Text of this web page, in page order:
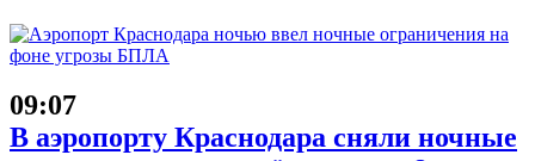
09:07
В аэропорту Краснодара сняли ночные